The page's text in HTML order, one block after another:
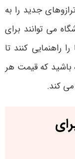
جدید را به
می ‌توانند برای
راهنمایی کنند تا
باشید که قیمت هر
‌کند.